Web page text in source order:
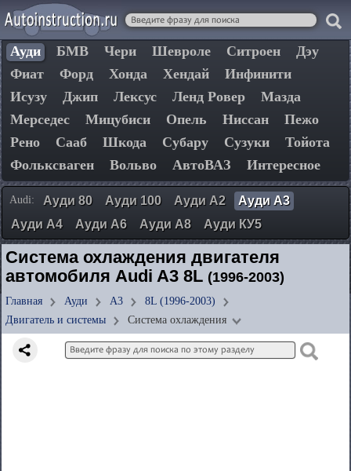
Ауди БМВ Чери Шевроле Ситроен
Дэу
Фиат
Форд Хонда Хендай
Инфинити
Исузу
Джип Лексус Ленд Ровер
Мазда
Мерседес
Мицубиси Опель Ниссан
Пежо
Рено
Сааб Шкода Субару Сузуки
Тойота
Фольксваген
Вольво АвтоВАЗ Интересное
Audi: Ауди 80 Ауди 100 Ауди А2
Ауди А3
Ауди А4
Ауди А6 Ауди А8 Ауди КУ5
Система охлаждения двигателя
автомобиля Audi A3 8L (1996-2003)
Главная Ауди А3
8L (1996-2003)
Двигатель и системы
Система охлаждения